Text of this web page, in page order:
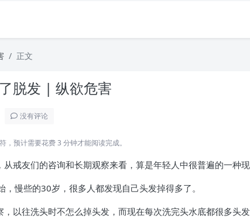
正文
脱发 | 纵欲危害
没有评论
，预计需要花费 3 分钟才能阅读完成。
从戒友们的咨询和长期观察来看，算是年轻人中很普遍的一种现
，慢些的30岁，很多人都发现自己头发掉得多了。
，以往洗头时不怎么掉头发，而现在每次洗完头水底都很多头